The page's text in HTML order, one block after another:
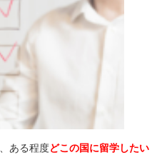
ある程度どこの国に留学したい